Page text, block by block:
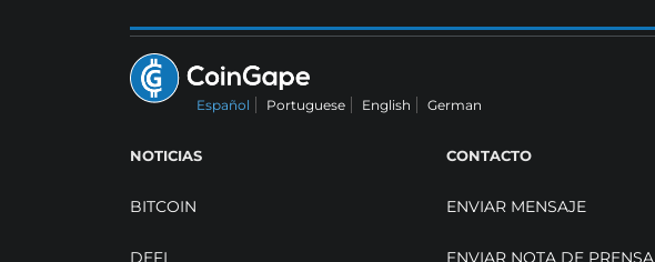
Español Portuguese English German
NOTICIAS
BITCOIN
DEFI
CONTACTO
ENVIAR MENSAJE
ENVIAR NOTA DE PRENSA